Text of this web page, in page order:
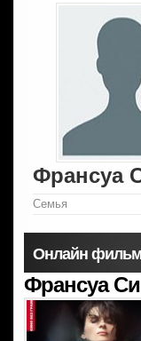
Франсуа
Семья
Онлайн
Франсуа